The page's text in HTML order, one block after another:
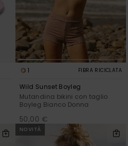
1 FIBRA RICICLATA
Wild Sunset Boyleg
Mutandina bikini con taglio
Boyleg Bianco Donna
50,00 €
NOVITÀ